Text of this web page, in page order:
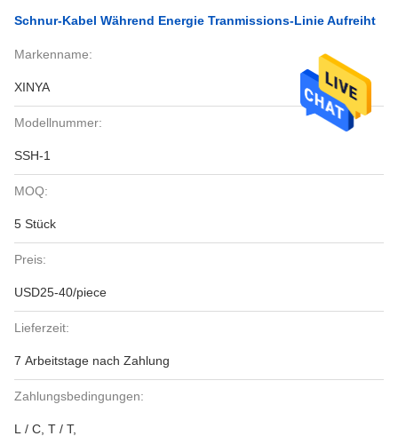
Schnur-Kabel Während Energie Tranmissions-Linie Aufreiht
Markenname:
XINYA
Modellnummer:
SSH-1
MOQ:
5 Stück
Preis:
USD25-40/piece
Lieferzeit:
7 Arbeitstage nach Zahlung
Zahlungsbedingungen:
L / C, T / T,